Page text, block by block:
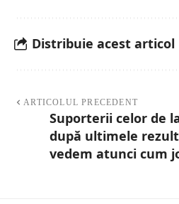
Distribuie acest articol
ARTICOLUL PRECEDENT
Suporterii celor de
după ultimele
vedem atunci cum